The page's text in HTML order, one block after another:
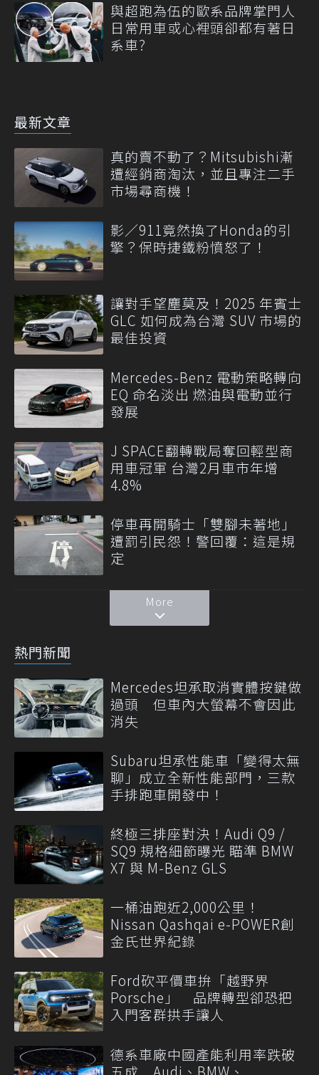
與超跑為伍的歐系品牌掌門人
日常用車或心裡頭卻都有著日
系車?
最新文章
真的賣不動了？Mitsubishi漸
遭經銷商淘汰，並且專注二手
市場尋商機！
影／911竟然換了Honda的引
擎？保時捷鐵粉憤怒了！
讓對手望塵莫及！2025 年賓士
GLC 如何成為台灣 SUV 市場的
最佳投資
Mercedes-Benz 電動策略轉向
EQ 命名淡出 燃油與電動並行
發展
J SPACE翻轉戰局奪回輕型商
用車冠軍 台灣2月車市年增
4.8%
停車再開騎士「雙腳未著地」
遭罰引民怨！警回覆：這是規
定
More
熱門新聞
Mercedes坦承取消實體按鍵做
過頭 但車內大螢幕不會因此
消失
Subaru坦承性能車「變得太無
聊」成立全新性能部門，三款
手排跑車開發中！
終極三排座對決！Audi Q9 /
SQ9 規格細節曝光 瞄準 BMW
X7 與 M-Benz GLS
一桶油跑近2,000公里！
Nissan Qashqai e-POWER創
金氏世界紀錄
Ford砍平價車拚「越野界
Porsche」 品牌轉型卻恐把
入門客群拱手讓人
德系車廠中國產能利用率跌破
五成 Audi、BMW、